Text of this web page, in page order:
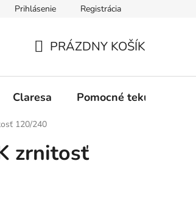
Formulár na odstúpenie od zmluvy
Prihlásenie Registrácia
KOŠÍK
PRÁZDNY KOŠÍK
Claresa Pomocné tekutiny
120/240
zrnitosť